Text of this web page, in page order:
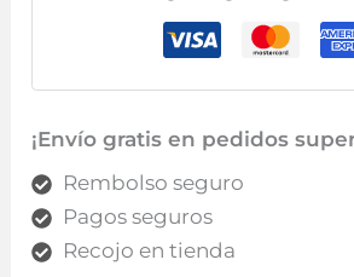
¡Envío gratis en pedidos
Rembolso seguro
Pagos seguros
Recojo en tienda